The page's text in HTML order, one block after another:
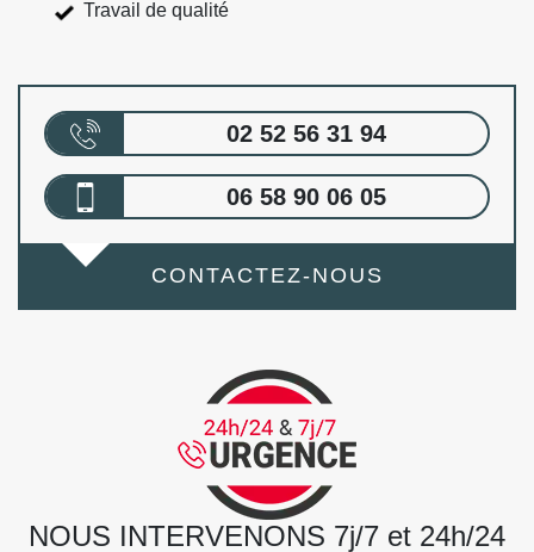
Travail de qualité
02 52 56 31 94
06 58 90 06 05
CONTACTEZ-NOUS
NOUS INTERVENONS 7j/7 et 24h/24